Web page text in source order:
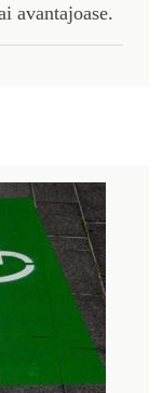
avantajoase.